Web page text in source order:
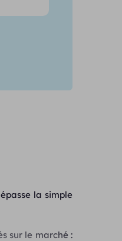
la simple
sur le marché :